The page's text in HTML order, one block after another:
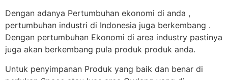
Dengan adanya Pertumbuhan ekonomi di anda ,
pertumbuhan industri di Indonesia juga berkembang .
Dengan pertumbuhan Ekonomi di area industry pastinya
juga akan berkembang pula produk produk anda.
Untuk penyimpanan Produk yang baik dan benar di